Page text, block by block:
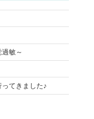
敏～
てきました♪